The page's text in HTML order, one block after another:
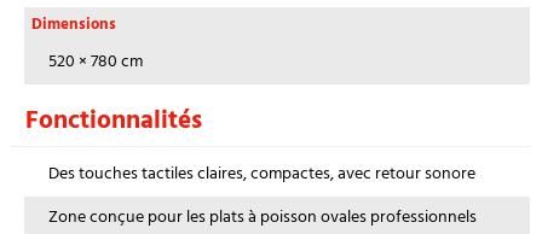
Dimensions
520 × 780 cm
Fonctionnalités
Des touches tactiles claires, compactes, avec retour sonore
Zone conçue pour les plats à poisson ovales professionnels